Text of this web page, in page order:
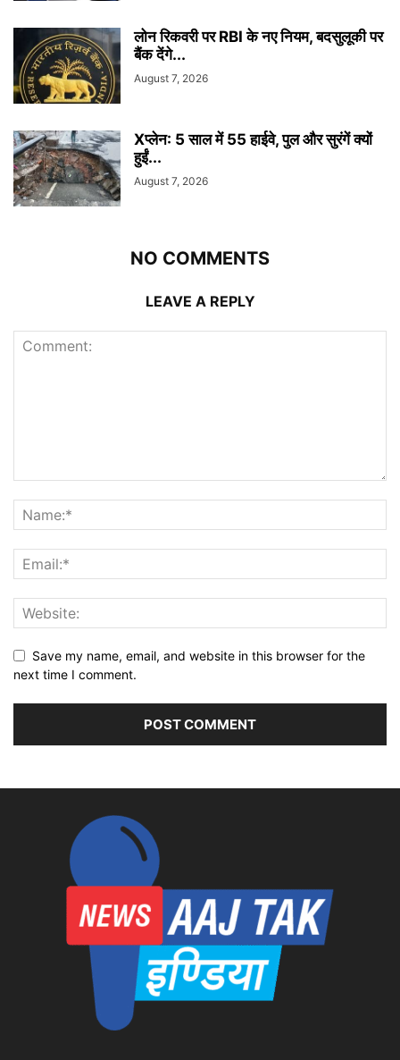
लोन रिकवरी पर RBI के नए नियम, बदसुलूकी पर
बैंक देंगे...
August 7, 2026
Xप्लेन: 5 साल में 55 हाईवे, पुल और सुरंगें क्यों
हुईं...
August 7, 2026
NO COMMENTS
LEAVE A REPLY
Save my name, email, and website in this browser for the
next time I comment.